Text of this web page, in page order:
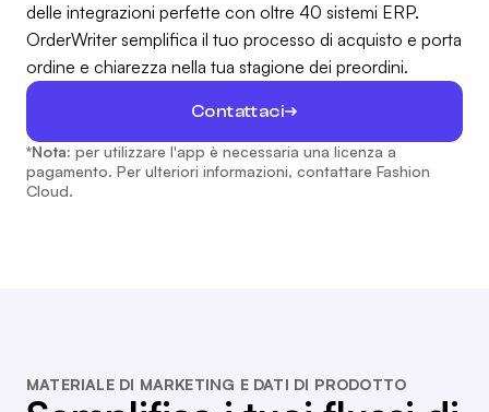
delle integrazioni perfette con oltre 40 sistemi ERP.
OrderWriter semplifica il tuo processo di acquisto e porta
ordine e chiarezza nella tua stagione dei preordini.
Contattaci
*Nota: per utilizzare l'app è necessaria una licenza a
pagamento. Per ulteriori informazioni, contattare Fashion
Cloud.
MATERIALE DI MARKETING E DATI DI PRODOTTO